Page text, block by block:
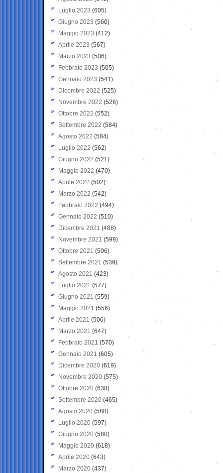
Luglio 2023 (605)
Giugno 2023 (560)
Maggio 2023 (412)
Aprile 2023 (567)
Marzo 2023 (506)
Febbraio 2023 (505)
Gennaio 2023 (541)
Dicembre 2022 (525)
Novembre 2022 (526)
Ottobre 2022 (552)
Settembre 2022 (584)
Agosto 2022 (584)
Luglio 2022 (562)
Giugno 2022 (521)
Maggio 2022 (470)
Aprile 2022 (502)
Marzo 2022 (542)
Febbraio 2022 (494)
Gennaio 2022 (510)
Dicembre 2021 (488)
Novembre 2021 (599)
Ottobre 2021 (506)
Settembre 2021 (539)
Agosto 2021 (423)
Luglio 2021 (577)
Giugno 2021(559)
Maggio 2021 (556)
Aprile 2021 (506)
Marzo 2021 (647)
Febbraio 2021 (570)
Gennaio 2021 (605)
Dicembre 2020 (619)
Novembre 2020 (575)
Ottobre 2020 (638)
Settembre 2020(465)
Agosto 2020 (588)
Luglio 2020 (597)
Giugno 2020 (580)
Maggio 2020 (618)
Aprile 2020 (643)
Marzo 2020 (437)